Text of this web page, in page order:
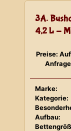
3A.
4,2 L -
Preise: Auf
Anfrage
Marke:
Kategorie:
Aufbau: